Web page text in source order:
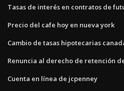
Tasas de interés en contratos de
Precio del cafe hoy en nueva york
Cambio de tasas hipotecarias
Renuncia al derecho de retención
Cuenta en línea de jcpenney